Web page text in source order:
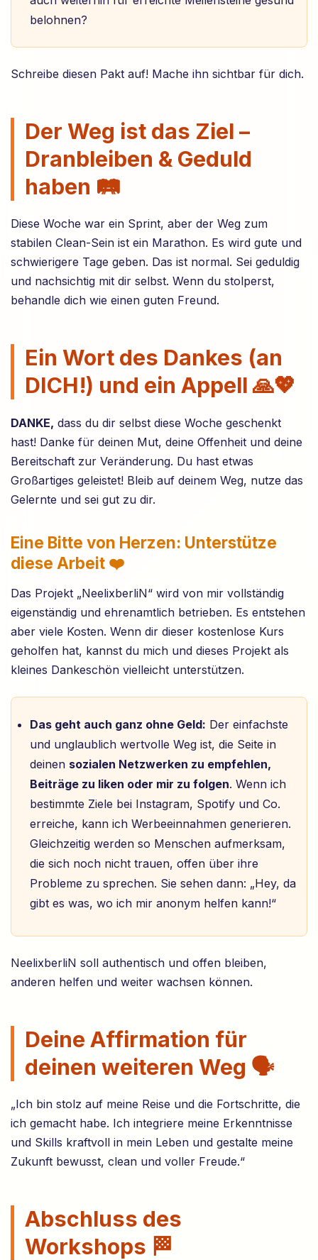
belohnen?
Schreibe diesen Pakt auf! Mache ihn sichtbar für dich.
Der Weg ist das Ziel –
Dranbleiben & Geduld
haben 🛤️
Diese Woche war ein Sprint, aber der Weg zum
stabilen Clean-Sein ist ein Marathon. Es wird gute und
schwierigere Tage geben. Das ist normal. Sei geduldig
und nachsichtig mit dir selbst. Wenn du stolperst,
behandle dich wie einen guten Freund.
Ein Wort des Dankes (an
DICH!) und ein Appell 🙏💖
DANKE, dass du dir selbst diese Woche geschenkt
hast! Danke für deinen Mut, deine Offenheit und deine
Bereitschaft zur Veränderung. Du hast etwas
Großartiges geleistet! Bleib auf deinem Weg, nutze das
Gelernte und sei gut zu dir.
Eine Bitte von Herzen: Unterstütze
diese Arbeit ❤️
Das Projekt „NeelixberliN“ wird von mir vollständig
eigenständig und ehrenamtlich betrieben. Es entstehen
aber viele Kosten. Wenn dir dieser kostenlose Kurs
geholfen hat, kannst du mich und dieses Projekt als
kleines Dankeschön vielleicht unterstützen.
Das geht auch ganz ohne Geld: Der einfachste
und unglaublich wertvolle Weg ist, die Seite in
deinen sozialen Netzwerken zu empfehlen,
Beiträge zu liken oder mir zu folgen. Wenn ich
bestimmte Ziele bei Instagram, Spotify und Co.
erreiche, kann ich Werbeeinnahmen generieren.
Gleichzeitig werden so Menschen aufmerksam,
die sich noch nicht trauen, offen über ihre
Probleme zu sprechen. Sie sehen dann: „Hey, da
gibt es was, wo ich mir anonym helfen kann!“
NeelixberliN soll authentisch und offen bleiben,
anderen helfen und weiter wachsen können.
Deine Affirmation für
deinen weiteren Weg 🗣️
„Ich bin stolz auf meine Reise und die Fortschritte, die
ich gemacht habe. Ich integriere meine Erkenntnisse
und Skills kraftvoll in mein Leben und gestalte meine
Zukunft bewusst, clean und voller Freude.“
Abschluss des
Workshops 🏁